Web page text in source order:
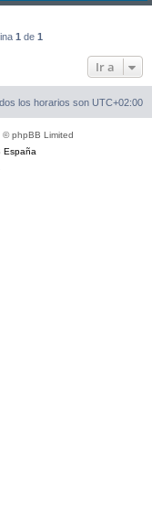
1 de 1
Ir a
los horarios son UTC+02:00
© phpBB Limited
España